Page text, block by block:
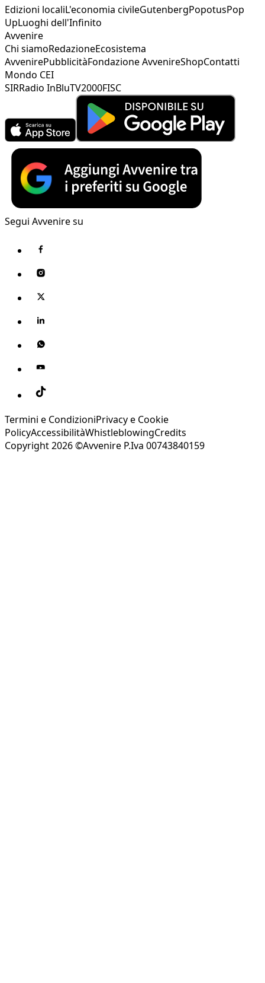
Edizioni localiL'economia civileGutenbergPopotusPop
UpLuoghi dell'Infinito
Avvenire
Chi siamoRedazioneEcosistema
AvvenirePubblicitàFondazione AvvenireShopContatti
Mondo CEI
SIRRadio InBluTV2000FISC
Segui Avvenire su
Termini e CondizioniPrivacy e Cookie
PolicyAccessibilitàWhistleblowingCredits
Copyright 2026 ©Avvenire P.Iva 00743840159